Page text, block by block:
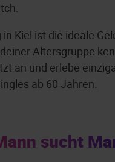
Kiel ist die ideale
Altersgruppe
an und erlebe
ab 60 Jahren.
sucht